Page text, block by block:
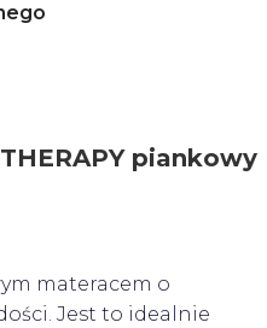
piankowy
materacem o
Jest to idealnie